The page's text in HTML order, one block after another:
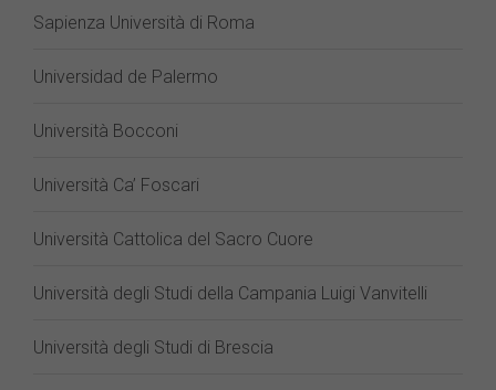
Sapienza Università di Roma
Universidad de Palermo
Università Bocconi
Università Ca’ Foscari
Università Cattolica del Sacro Cuore
Università degli Studi della Campania Luigi Vanvitelli
Università degli Studi di Brescia